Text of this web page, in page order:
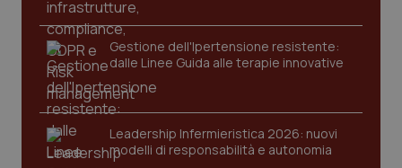
Gestione dell'Ipertensione resistente:
dalle Linee Guida alle terapie innovative
Leadership Infermieristica 2026: nuovi
modelli di responsabilità e autonomia
CookieScriptConsent
CookieScript
www.quotidianosanita.it